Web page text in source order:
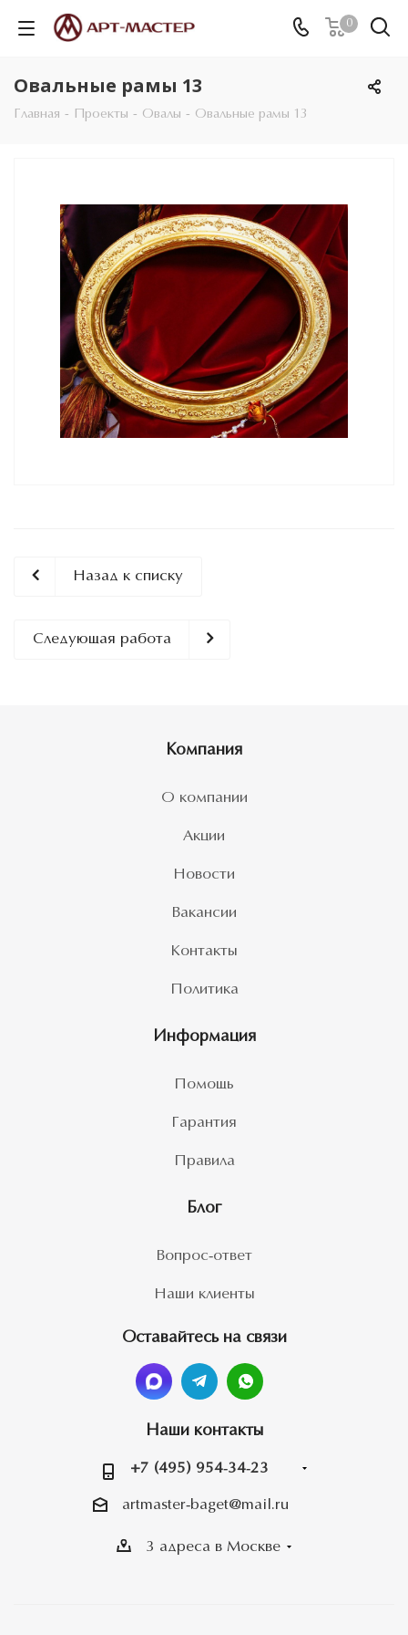
0
Овальные рамы 13
Главная - Проекты - Овалы - Овальные рамы 13
Назад к списку
Следующая работа
Компания
О компании
Акции
Новости
Вакансии
Контакты
Политика
Информация
Помощь
Гарантия
Правила
Блог
Вопрос-ответ
Наши клиенты
Оставайтесь на связи
Наши контакты
+7 (495) 954-34-23
artmaster-baget@mail.ru
3 адреса в Москве